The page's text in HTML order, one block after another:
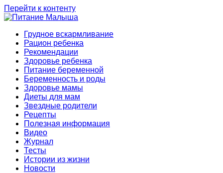
Перейти к контенту
Грудное вскармливание
Рацион ребенка
Рекомендации
Здоровье ребенка
Питание беременной
Беременность и роды
Здоровье мамы
Диеты для мам
Звездные родители
Рецепты
Полезная информация
Видео
Журнал
Тесты
Истории из жизни
Новости